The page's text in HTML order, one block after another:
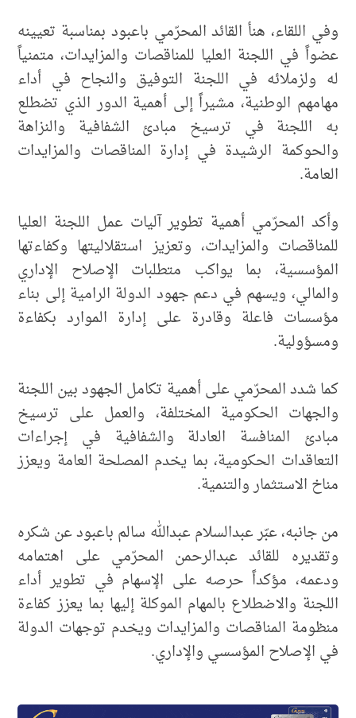
وفي اللقاء، هنأ القائد المحرّمي باعبود بمناسبة تعيينه
عضواً في اللجنة العليا للمناقصات والمزايدات، متمنياً
له ولزملائه في اللجنة التوفيق والنجاح في أداء
مهامهم الوطنية، مشيراً إلى أهمية الدور الذي تضطلع
به اللجنة في ترسيخ مبادئ الشفافية والنزاهة
والحوكمة الرشيدة في إدارة المناقصات والمزايدات
العامة.
وأكد المحرّمي أهمية تطوير آليات عمل اللجنة العليا
للمناقصات والمزايدات، وتعزيز استقلاليتها وكفاءتها
المؤسسية، بما يواكب متطلبات الإصلاح الإداري
والمالي، ويسهم في دعم جهود الدولة الرامية إلى بناء
مؤسسات فاعلة وقادرة على إدارة الموارد بكفاءة
ومسؤولية.
كما شدد المحرّمي على أهمية تكامل الجهود بين اللجنة
والجهات الحكومية المختلفة، والعمل على ترسيخ
مبادئ المنافسة العادلة والشفافية في إجراءات
التعاقدات الحكومية، بما يخدم المصلحة العامة ويعزز
مناخ الاستثمار والتنمية.
من جانبه، عبّر عبدالسلام عبدالله سالم باعبود عن شكره
وتقديره للقائد عبدالرحمن المحرّمي على اهتمامه
ودعمه، مؤكداً حرصه على الإسهام في تطوير أداء
اللجنة والاضطلاع بالمهام الموكلة إليها بما يعزز كفاءة
منظومة المناقصات والمزايدات ويخدم توجهات الدولة
في الإصلاح المؤسسي والإداري.